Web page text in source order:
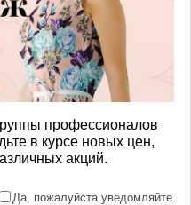
профессионалов
в курсе новых цен,
акций.
Да, пожалуйста уведомляйте